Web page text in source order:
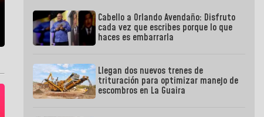
Cabello a Orlando Avendaño: Disfruto
cada vez que escribes porque lo que
haces es embarrarla
Llegan dos nuevos trenes de
trituración para optimizar manejo de
escombros en La Guaira